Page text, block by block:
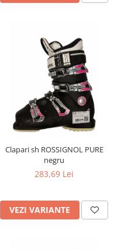
Clapari sh ROSSIGNOL PURE
negru
283,69 Lei
VEZI VARIANTE